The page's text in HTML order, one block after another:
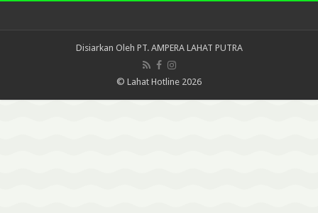
Disiarkan Oleh PT. AMPERA LAHAT PUTRA
© Lahat Hotline 2026